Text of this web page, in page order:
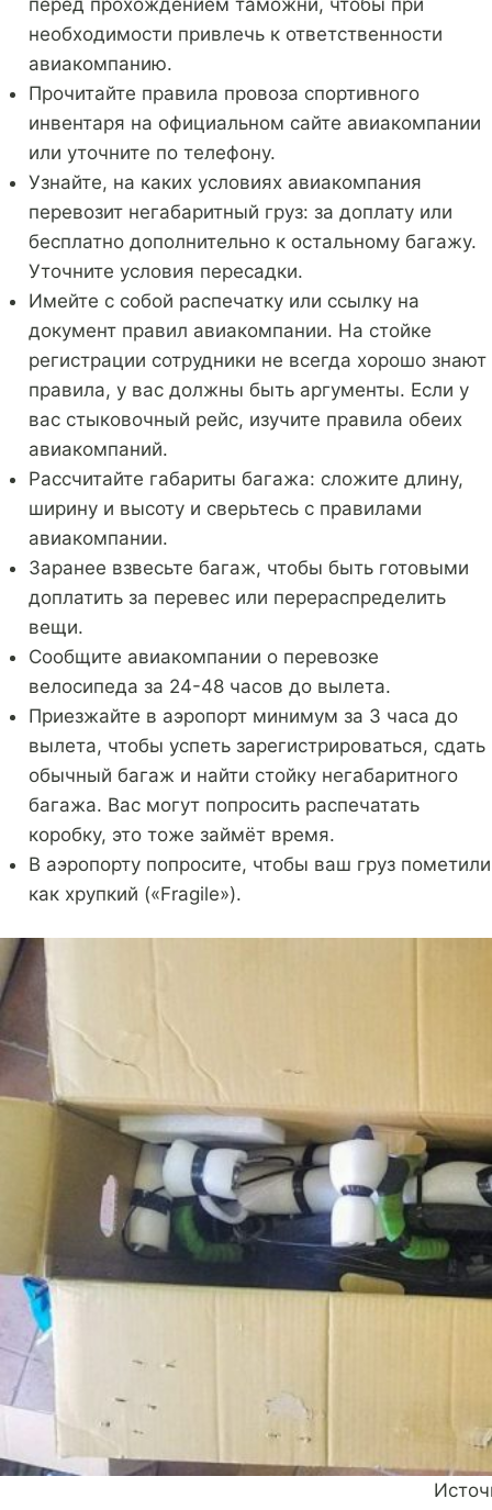
перед прохождением таможни, чтобы при
необходимости привлечь к ответственности
авиакомпанию.
Прочитайте правила провоза спортивного
инвентаря на официальном сайте авиакомпании
или уточните по телефону.
Узнайте, на каких условиях авиакомпания
перевозит негабаритный груз: за доплату или
бесплатно дополнительно к остальному багажу.
Уточните условия пересадки.
Имейте с собой распечатку или ссылку на
документ правил авиакомпании. На стойке
регистрации сотрудники не всегда хорошо знают
правила, у вас должны быть аргументы. Если у
вас стыковочный рейс, изучите правила обеих
авиакомпаний.
Рассчитайте габариты багажа: сложите длину,
ширину и высоту и сверьтесь с правилами
авиакомпании.
Заранее взвесьте багаж, чтобы быть готовыми
доплатить за перевес или перераспределить
вещи.
Сообщите авиакомпании о перевозке
велосипеда за 24-48 часов до вылета.
Приезжайте в аэропорт минимум за 3 часа до
вылета, чтобы успеть зарегистрироваться, сдать
обычный багаж и найти стойку негабаритного
багажа. Вас могут попросить распечатать
коробку, это тоже займёт время.
В аэропорту попросите, чтобы ваш груз пометили
как хрупкий («Fragile»).